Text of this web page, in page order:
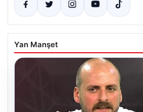
Yan Manşet